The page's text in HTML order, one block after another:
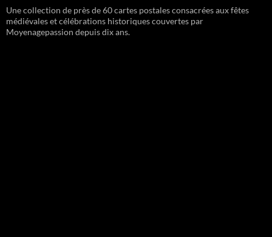
Une collection de près de 60 cartes postales consacrées aux fêtes
médiévales et célébrations historiques couvertes par
Moyenagepassion depuis dix ans.